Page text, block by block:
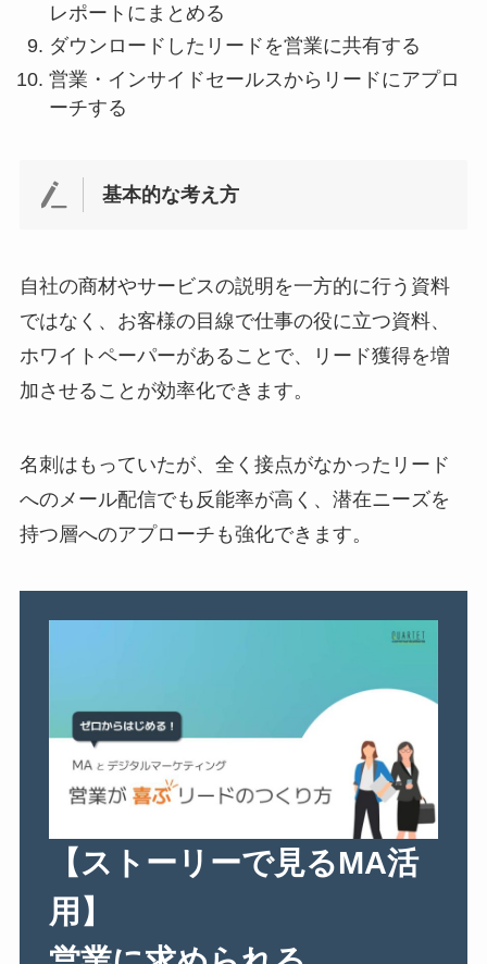
レポートにまとめる
ダウンロードしたリードを営業に共有する
営業・インサイドセールスからリードにアプロ
ーチする
基本的な考え方
自社の商材やサービスの説明を一方的に行う資料
ではなく、お客様の目線で仕事の役に立つ資料、
ホワイトペーパーがあることで、リード獲得を増
加させることが効率化できます。
名刺はもっていたが、全く接点がなかったリード
へのメール配信でも反能率が高く、潜在ニーズを
持つ層へのアプローチも強化できます。
【ストーリーで見るMA活
用】